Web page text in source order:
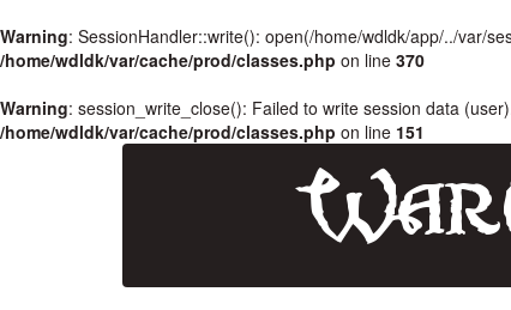
Warning: SessionHandler::write(): open(/home/wdldk/app/../var/
/home/wdldk/var/cache/prod/classes.php on line 370
Warning: session_write_close(): Failed to write session data
/home/wdldk/var/cache/prod/classes.php on line 151